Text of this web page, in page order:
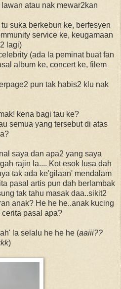
atau nak mewar2kan
suka berkebun ke, berfesyen
service ke, keugamaan
lagi)
(ada la peminat buat fan
album ke, concert ke, filem
pun tak habis2 klu nak
kena bagi tau ke?
semua yang tersebut di atas
saya dan apa2 yang saya
rajin la.... Kot esok lusa dah
tak ada ke'gilaan' mendalam
pasal artis pun dah berlambak
tak tahu masak daa..sikit2
anak? He he he..anak kucing
pasal apa?
la selalu he he he (aaiii??
)